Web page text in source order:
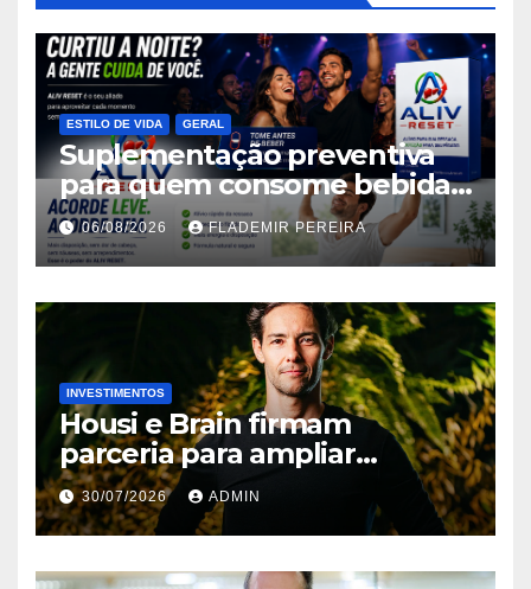
ESTILO DE VIDA GERAL
Suplementação preventiva
para quem consome bebidas
alcoólicas ganha espaço no
mercado brasileiro
06/08/2026 FLADEMIR PEREIRA
INVESTIMENTOS
Housi e Brain firmam
parceria para ampliar
inteligência de mercado em
lançamentos imobiliários
30/07/2026 ADMIN